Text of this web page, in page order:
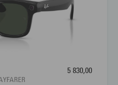
av ditt utstyr. Oakley 0OO9517
høyteknologisk grep, avansert
perfekt for deg som vil ha
5 830,00